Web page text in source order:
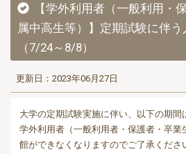
【学外利用者（一般利用・
属中高生等）】定期試験に伴
（7/24～8/8）
更新日：2023年06月27日
大学の定期試験実施に伴い、以下の期間
学外利用者（一般利用者・保護者・卒業
館ができなくなりますのでご了承くださ